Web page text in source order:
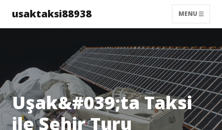
usaktaksi88938 MENU
Uşak&#039;ta Taksi
ile Şehir Turu